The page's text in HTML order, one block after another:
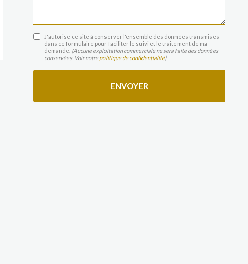
J'autorise ce site à conserver l'ensemble des données transmises
dans ce formulaire pour faciliter le suivi et le traitement de ma
demande. (Aucune exploitation commerciale ne sera faite des données
conservées. Voir notre politique de confidentialité)